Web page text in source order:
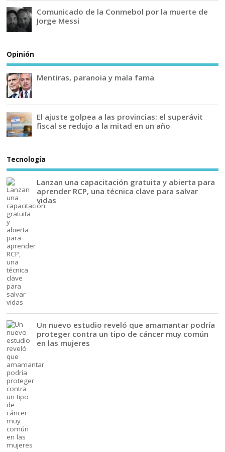
Comunicado de la Conmebol por la muerte de
Jorge Messi
Opinión
Mentiras, paranoia y mala fama
El ajuste golpea a las provincias: el superávit
fiscal se redujo a la mitad en un año
Tecnología
Lanzan una capacitación gratuita y abierta para
aprender RCP, una técnica clave para salvar
vidas
Un nuevo estudio reveló que amamantar podría
proteger contra un tipo de cáncer muy común
en las mujeres